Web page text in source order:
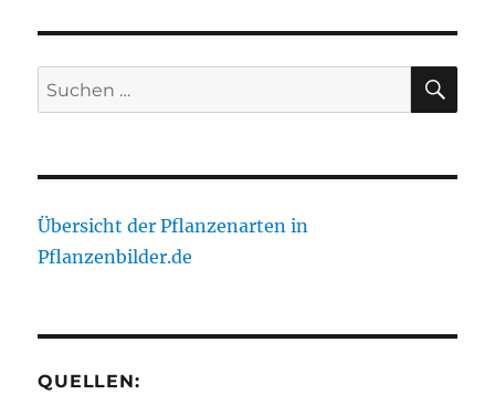
Suche
nach:
Übersicht der Pflanzenarten in
Pflanzenbilder.de
QUELLEN: